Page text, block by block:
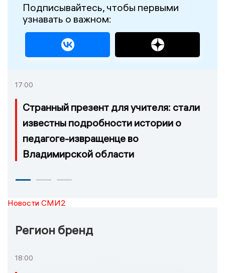
Подписывайтесь, чтобы первыми
узнавать о важном:
17:00
Странный презент для учителя: стали
известны подробности истории о
педагоге-извращенце во
Владимирской области
Новости СМИ2
Регион бренд
18:00